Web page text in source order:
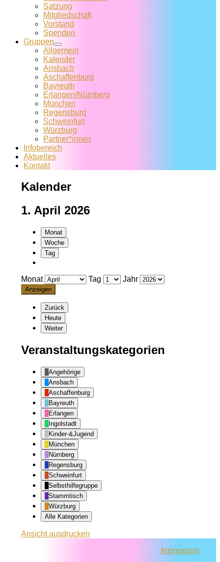
Satzung
Mitglied­schaft
Vorstand
Spenden
Gruppen
Allgemein
Kalender
Ansbach
Aschaffenburg
Bayreuth
Erlangen/Nürnberg
München
Regensburg
Schweinfurt
Würzburg
Partner*innen
Infobereich
Aktuelles
Kontakt
Kalender
1. April 2026
Monat
Woche
Tag
Monat Tag Jahr
Zurück
Heute
Weiter
Veranstaltungskategorien
Angehörige
Ansbach
Aschaffenburg
Bayreuth
Erlangen
Ingolstadt
Kinder-&Jugend
München
Nürnberg
Regensburg
Schweinfurt
Selbsthilfegruppe
Stammtisch
Würzburg
Alle Kategorien
Ansichtausdrucken
Impressum